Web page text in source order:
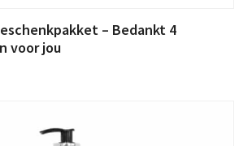
– Bedankt 4
voor jou